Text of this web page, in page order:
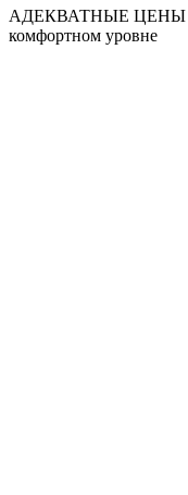
АДЕКВАТНЫЕ ЦЕНЫ
комфортном уровне